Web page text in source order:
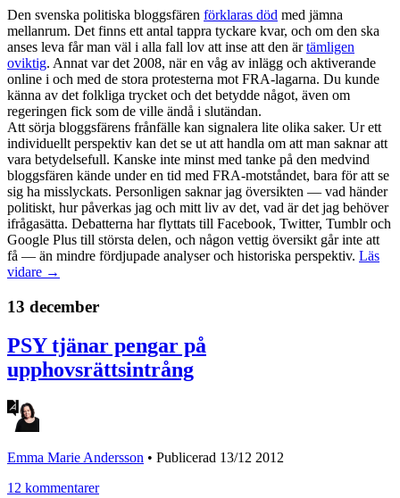
Den svenska politiska bloggsfären förklaras död med jämna
mellanrum. Det finns ett antal tappra tyckare kvar, och om den ska
anses leva får man väl i alla fall lov att inse att den ärtämligen
oviktig. Annat var det 2008, när en våg av inlägg och aktiverande
online i och med de stora protesterna mot FRA-lagarna. Du kunde
känna av det folkliga trycket och det betydde något, även om
regeringen fick som de ville ändå i slutändan.
Att sörja bloggsfärens frånfälle kan signalera lite olika saker. Ur ett
individuellt perspektiv kan det se ut att handla om att man saknar att
vara betydelsefull. Kanske inte minst med tanke på den medvind
bloggsfären kände under en tid med FRA-motståndet, bara för att se
sig ha misslyckats. Personligen saknar jag översikten — vad händer
politiskt, hur påverkas jag och mitt liv av det, vad är det jag behöver
ifrågasätta. Debatterna har flyttats till Facebook, Twitter, Tumblr och
Google Plus till största delen, och någon vettig översikt går inte att
få — än mindre fördjupade analyser och historiska perspektiv. Läs
vidare →
13 december
PSY tjänar pengar på
upphovsrättsintrång
Emma Marie Andersson • Publicerad 13/12 2012
12 kommentarer